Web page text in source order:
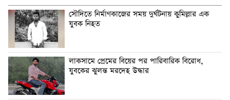
সৌদিতে নির্মাণকাজের সময় দুর্ঘটনায় কুমিল্লার এক
যুবক নিহত
লাকসামে প্রেমের বিয়ের পর পারিবারিক বিরোধ,
যুবকের ঝুলন্ত মরদেহ উদ্ধার